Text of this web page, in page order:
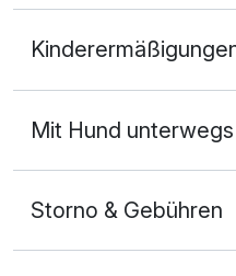
2 Erwachsene
Mit Hund unterwegs
Storno & Gebühren